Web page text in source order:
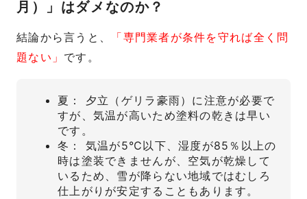
月）」はダメなのか？
結論から言うと、
「専門業者が条件を守れば全く問
題ない」 です。
夏： 夕立（ゲリラ豪雨）に注意が必要で
すが、気温が高いため塗料の乾きは早い
です。
冬： 気温が5℃以下、湿度が85％以上の
時は塗装できませんが、空気が乾燥して
いるため、雪が降らない地域ではむしろ
仕上がりが安定することもあります。